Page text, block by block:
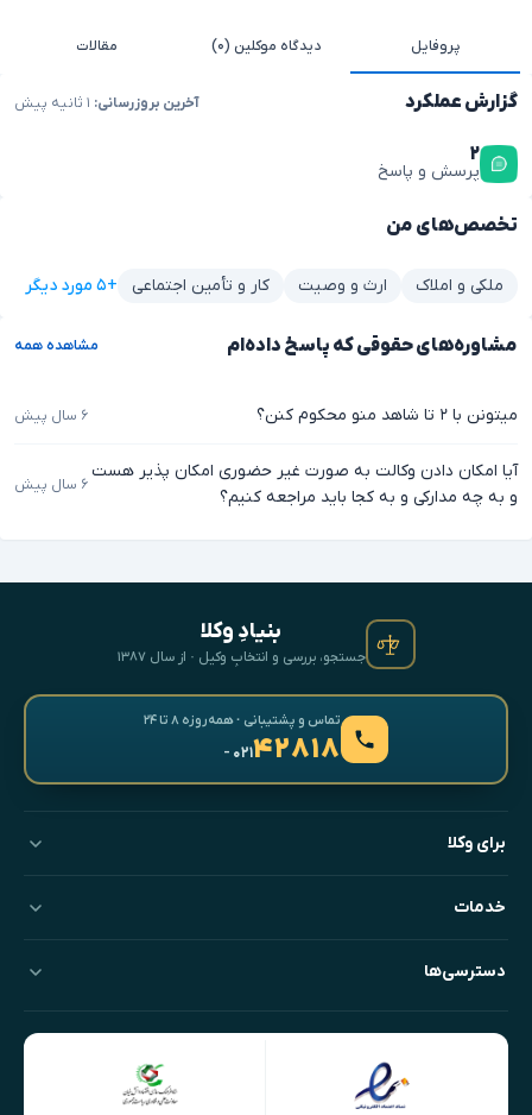
پروفایل دیدگاه موکلین (۰) مقالات
گزارش عملکرد آخرین بروزرسانی:
۲
پرسش و پاسخ
تخصص‌های من
ملکی و املاک ارث و وصیت کار و تأمین اجتماعی +۵ مورد دیگر
مشاوره‌های حقوقی که پاسخ داده‌ام مشاهده همه
میتونن با ۲ تا شاهد منو محکوم ‌کنن؟ ۶ سال پیش
آیا امکان دادن وکالت به صورت غیر حضوری امکان پذیر هست
و به چه مدارکی و به کجا باید مراجعه کنیم؟
۶ سال پیش
بنیادِ وکلا
جستجو، بررسی و انتخابِ وکیل · از سال ۱۳۸۷
تماس و پشتیبانی · همه‌روزه ۸ تا ۲۴
۴۲۸۱۸- ۰۲۱
برای وکلا
خدمات
دسترسی‌ها